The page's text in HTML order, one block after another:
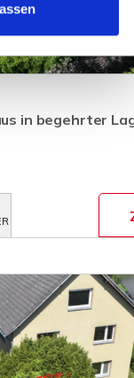
in begehrter